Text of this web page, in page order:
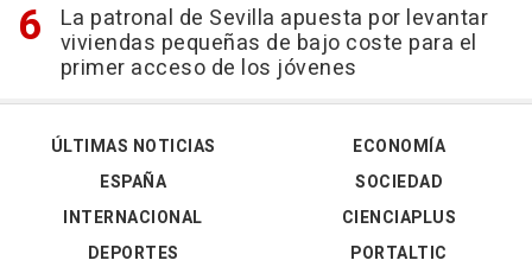
La patronal de Sevilla apuesta por levantar
viviendas pequeñas de bajo coste para el
primer acceso de los jóvenes
ÚLTIMAS NOTICIAS
ESPAÑA
INTERNACIONAL
DEPORTES
ECONOMÍA
SOCIEDAD
CIENCIAPLUS
PORTALTIC